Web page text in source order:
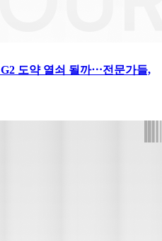
도약 열쇠 될까⋯전문가들,